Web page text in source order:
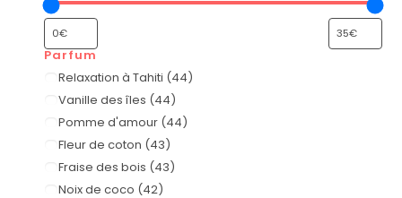
Parfum
Relaxation à Tahiti (44)
Vanille des îles (44)
Pomme d'amour (44)
Fleur de coton (43)
Fraise des bois (43)
Noix de coco (42)